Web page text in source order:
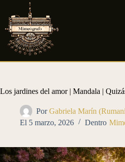
contenido
Los jardines del amor | Mandala |
Por Gabriela Marín
El 5 marzo, 2026 Dentro